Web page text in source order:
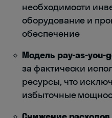
необходимости
оборудование и
обеспечение
Модель pay-as-you-
за фактически
ресурсы, что
избыточные